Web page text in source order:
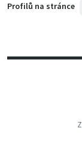
Profilů na stránce